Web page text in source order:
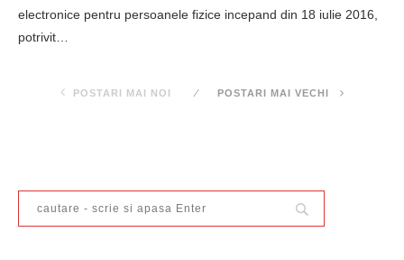
electronice pentru persoanele fizice incepand din 18 iulie 2016,
potrivit…
POSTARI MAI NOI POSTARI MAI VECHI